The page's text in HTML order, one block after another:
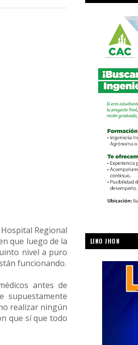
Regional
que luego de la
nivel a puro
funcionando.
antes de
supuestamente
realizar ningún
que sí que todo
LINO JHON